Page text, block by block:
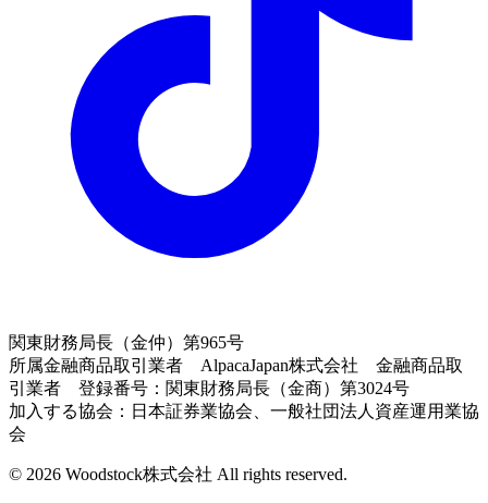
関東財務局長（金仲）第965号
所属金融商品取引業者 AlpacaJapan株式会社 金融商品取
引業者 登録番号：関東財務局長（金商）第3024号
加入する協会：日本証券業協会、一般社団法人資産運用業協
会
© 2026 Woodstock株式会社 All rights reserved.